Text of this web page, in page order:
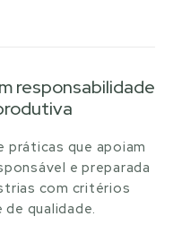
responsabilidade
práticas que apoiam
e preparada
com critérios
qualidade.